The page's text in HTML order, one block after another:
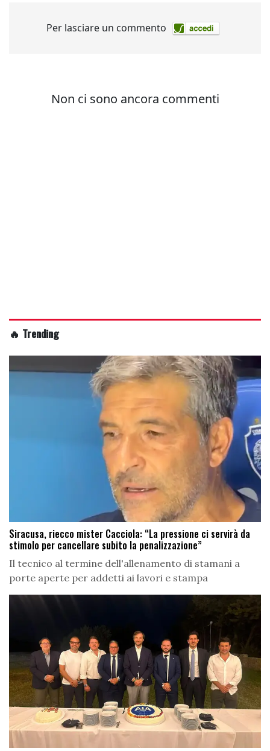
🔥 Trending
Siracusa, riecco mister Cacciola: “La pressione ci servirà da
stimolo per cancellare subito la penalizzazione”
Il tecnico al termine dell'allenamento di stamani a
porte aperte per addetti ai lavori e stampa